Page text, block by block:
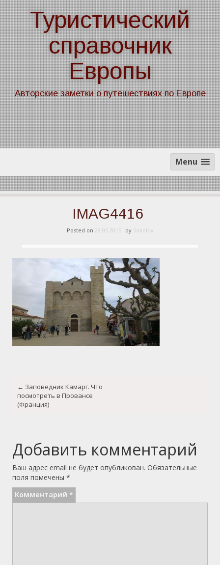
Skip
to
content
Туристический
справочник
Европы
Авторские заметки о путешествиях по Европе
Menu
IMAG4416
Posted on 28.05.2015 by Sokolov
navigation
← Заповедник Камарг. Что
посмотреть в Провансе
(Франция)
Добавить комментарий
Ваш адрес email не будет опубликован. Обязательные
поля помечены *
Комментарий *